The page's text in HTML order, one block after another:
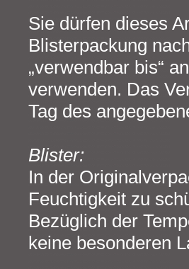
Sie dürfen dieses
Blisterpackung
„verwendbar bis“
verwenden. Das
Tag des
Blister:
In der
Feuchtigkeit zu
Bezüglich der
keine besonderen